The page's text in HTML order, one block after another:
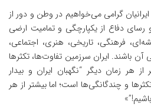
گرامی می‌خواهیم در وطن و دور از
رسای دفاع از یکپارچگی و تمامیت ارضی
فرهنگی، تاریخی، هنری، اجتماعی،
باشند. ایران سرزمین تفاوت‌ها، تکثرها
هر زمان دیگر “نگهبان ایران و بیدار
و چندگانگی‌ها است؛ اما بیشتر از هر